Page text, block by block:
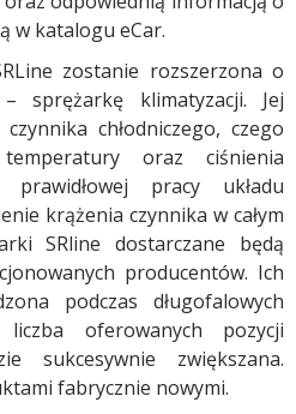
w katalogu eCar.
zostanie rozszerzona o
sprężarkę klimatyzacji. Jej
chłodniczego, czego
oraz ciśnienia
pracy układu
krążenia czynnika w całym
SRline dostarczane będą
producentów. Ich
podczas długofalowych
oferowanych pozycji
sukcesywnie zwiększana.
fabrycznie nowymi.